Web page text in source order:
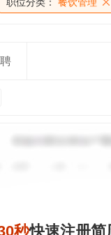
秒快速注册简